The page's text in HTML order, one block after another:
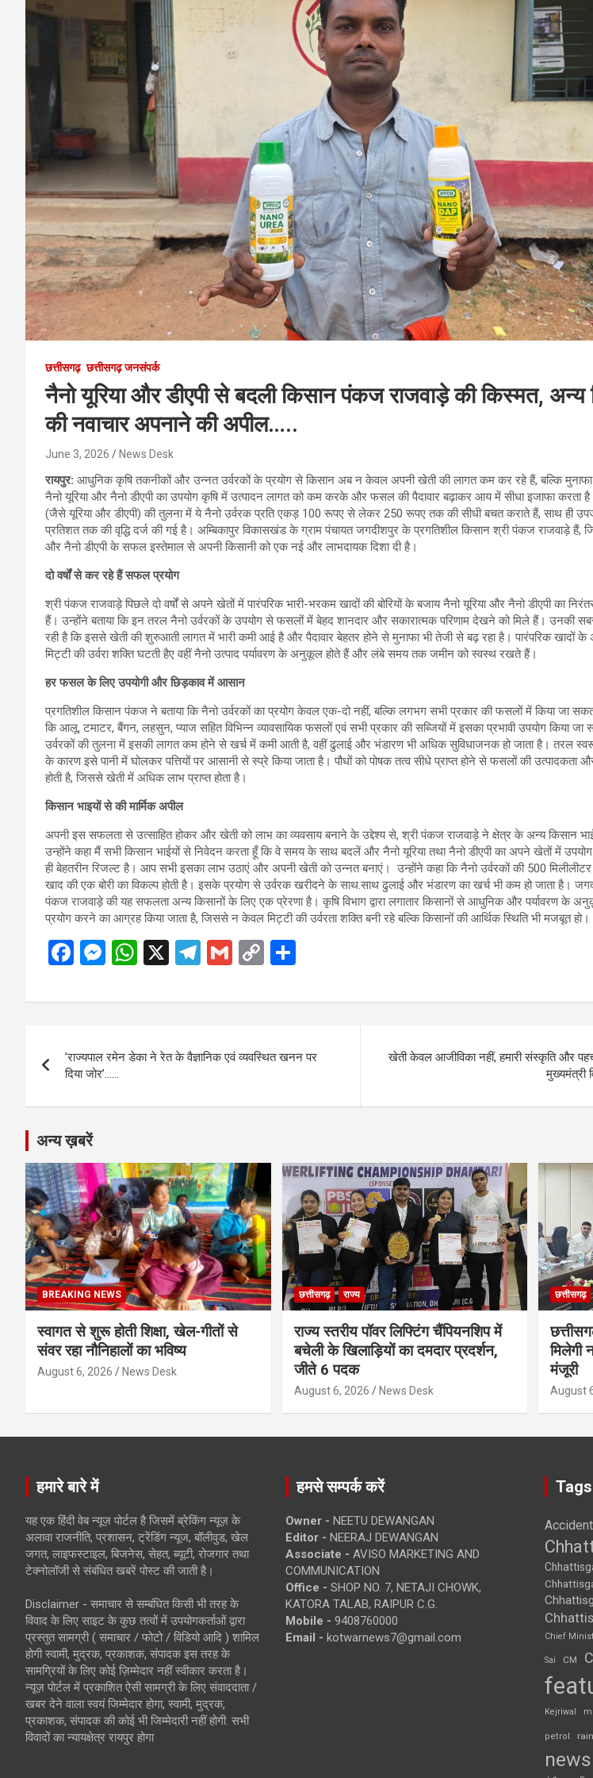
छत्तीसगढ़ छत्तीसगढ़ जनसंपर्क
नैनो यूरिया और डीएपी से बदली किसान पंकज राजवाड़े की किस्मत, अन्य
की नवाचार अपनाने की अपील…..
June 3, 2026 News Desk
रायपुर: आधुनिक कृषि तकनीकों और उन्नत उर्वरकों के प्रयोग से किसान अब न केवल अपनी खेती की लागत कम कर रहे हैं, बल्कि मुनाफा
नैनो यूरिया और नैनो डीएपी का उपयोग कृषि में उत्पादन लागत को कम करके और फसल की पैदावार बढ़ाकर आय में सीधा इजाफा करता
(जैसे यूरिया और डीएपी) की तुलना में ये नैनो उर्वरक प्रति एकड़ 100 रूपए से लेकर 250 रूपए तक की सीधी बचत कराते हैं, साथ ही
प्रतिशत तक की वृद्धि दर्ज की गई है। अम्बिकापुर विकासखंड के ग्राम पंचायत जगदीशपुर के प्रगतिशील किसान श्री पंकज राजवाड़े हैं,
और नैनो डीएपी के सफल इस्तेमाल से अपनी किसानी को एक नई और लाभदायक दिशा दी है।
दो वर्षों से कर रहे हैं सफल प्रयोग
श्री पंकज राजवाड़े पिछले दो वर्षों से अपने खेतों में पारंपरिक भारी-भरकम खादों की बोरियों के बजाय नैनो यूरिया और नैनो डीएपी का
हैं। उन्होंने बताया कि इन तरल नैनो उर्वरकों के उपयोग से फसलों में बेहद शानदार और सकारात्मक परिणाम देखने को मिले हैं। उनकी
रही है कि इससे खेती की शुरुआती लागत में भारी कमी आई है और पैदावार बेहतर होने से मुनाफा भी तेजी से बढ़ रहा है। पारंपरिक खादों
मिट्टी की उर्वरा शक्ति घटती हैए वहीं नैनो उत्पाद पर्यावरण के अनुकूल होते हैं और लंबे समय तक जमीन को स्वस्थ रखते हैं।
हर फसल के लिए उपयोगी और छिड़काव में आसान
प्रगतिशील किसान पंकज ने बताया कि नैनो उर्वरकों का प्रयोग केवल एक-दो नहीं, बल्कि लगभग सभी प्रकार की फसलों में किया जा
कि आलू, टमाटर, बैंगन, लहसुन, प्याज सहित विभिन्न व्यावसायिक फसलों एवं सभी प्रकार की सब्जियों में इसका प्रभावी उपयोग किया जा
उर्वरकों की तुलना में इसकी लागत कम होने से खर्च में कमी आती है, वहीं ढुलाई और भंडारण भी अधिक सुविधाजनक हो जाता है। तरल
के कारण इसे पानी में घोलकर पत्तियों पर आसानी से स्प्रे किया जाता है। पौधों को पोषक तत्व सीधे प्राप्त होने से फसलों की उत्पादकता और
होती है, जिससे खेती में अधिक लाभ प्राप्त होता है।
किसान भाइयों से की मार्मिक अपील
अपनी इस सफलता से उत्साहित होकर और खेती को लाभ का व्यवसाय बनाने के उद्देश्य से, श्री पंकज राजवाड़े ने क्षेत्र के अन्य किसान
उन्होंने कहा मैं सभी किसान भाईयों से निवेदन करता हूँ कि वे समय के साथ बदलें और नैनो यूरिया तथा नैनो डीएपी का अपने खेतों में
ही बेहतरीन रिजल्ट है। आप सभी इसका लाभ उठाएं और अपनी खेती को उन्नत बनाएं। उन्होंने कहा कि नैनो उर्वरकों की 500 मिलीलीटर
खाद की एक बोरी का विकल्प होती है। इसके प्रयोग से उर्वरक खरीदने के साथ.साथ ढुलाई और भंडारण का खर्च भी कम हो जाता है।
पंकज राजवाड़े की यह सफलता अन्य किसानों के लिए एक प्रेरणा है। कृषि विभाग द्वारा लगातार किसानों से आधुनिक और पर्यावरण के
प्रयोग करने का आग्रह किया जाता है, जिससे न केवल मिट्टी की उर्वरता शक्ति बनी रहे बल्कि किसानों की आर्थिक स्थिति भी मजबूत हो।
F
ce
o
o
k
M
se
g
er
W
at
A
p
X
T
e
a
G
ail
C
py
n
ar
navigation
’राज्यपाल रमेन डेका ने रेत के वैज्ञानिक एवं व्यवस्थित खनन पर
दिया जोर’……
खेती केवल आजीविका नहीं, हमारी संस्कृति और
मुख्यमंत्री
अन्य ख़बरें
BREAKING NEWS
स्वागत से शुरू होती शिक्षा, खेल-गीतों से
संवर रहा नौनिहालों का भविष्य
August 6, 2026 News Desk
छत्तीसगढ़ राज्य
राज्य स्तरीय पॉवर लिफ्टिंग चैंपियनशिप में
बचेली के खिलाड़ियों का दमदार प्रदर्शन,
जीते 6 पदक
August 6, 2026 News Desk
छत्तीसगढ़
मिलेगी
मंजूरी
August
हमारे बारे में
यह एक हिंदी वेब न्यूज़ पोर्टल है जिसमें ब्रेकिंग न्यूज़ के
अलावा राजनीति, प्रशासन, ट्रेंडिंग न्यूज, बॉलीवुड, खेल
जगत, लाइफस्टाइल, बिजनेस, सेहत, ब्यूटी, रोजगार तथा
टेक्नोलॉजी से संबंधित खबरें पोस्ट की जाती है।
Disclaimer - समाचार से सम्बंधित किसी भी तरह के
विवाद के लिए साइट के कुछ तत्वों में उपयोगकर्ताओं द्वारा
प्रस्तुत सामग्री ( समाचार / फोटो / विडियो आदि ) शामिल
होगी स्वामी, मुद्रक, प्रकाशक, संपादक इस तरह के
सामग्रियों के लिए कोई ज़िम्मेदार नहीं स्वीकार करता है।
न्यूज़ पोर्टल में प्रकाशित ऐसी सामग्री के लिए संवाददाता /
खबर देने वाला स्वयं जिम्मेदार होगा, स्वामी, मुद्रक,
प्रकाशक, संपादक की कोई भी जिम्मेदारी नहीं होगी. सभी
विवादों का न्यायक्षेत्र रायपुर होगा
हमसे सम्पर्क करें
Owner - NEETU DEWANGAN
Editor - NEERAJ DEWANGAN
Associate - AVISO MARKETING AND
COMMUNICATION
Office - SHOP NO. 7, NETAJI CHOWK,
KATORA TALAB, RAIPUR C.G.
Mobile - 9408760000
Email - kotwarnews7@gmail.com
Tags
Accident
Chief
Sai CM
Kejriwal
petrol rain
news